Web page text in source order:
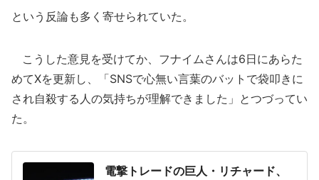
という反論も多く寄せられていた。
こうした意見を受けてか、フナイムさんは6日にあらた
めてXを更新し、「SNSで心無い言葉のバットで袋叩きに
され自殺する人の気持ちが理解できました」とつづってい
た。
電撃トレードの巨人・リチャード、